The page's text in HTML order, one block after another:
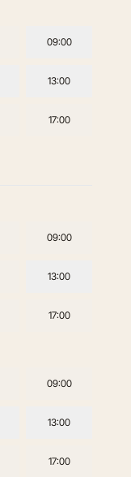
09:00
13:00
17:00
09:00
13:00
17:00
09:00
13:00
17:00